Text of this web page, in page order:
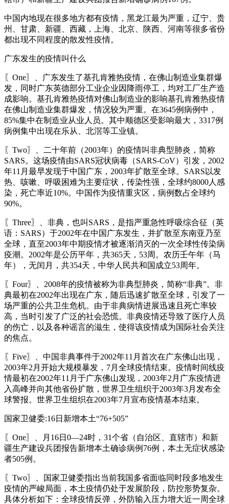
中国内地现在很多地方都有疫情，黑龙江最为严重，辽宁、贵
州、甘肃、新疆、西藏，上海、北京、陕西、河南等很多省份
都出现不同程度的散发性疫情。
广东发生的疫情叫什么
〖One〗、广东发生了基孔肯雅热疫情，在佛山制造业集群爆
发，同时广东英德部分工业企业因降雨停工，均对工厂生产造
成影响。基孔肯雅热疫情对佛山制造业的影响基孔肯雅热疫情
在佛山制造业集群爆发，情况较为严重。在3645例病例中，
85%集中在制造业从业人员。其中顺德区受影响最大，3317例
病例集中出现在乐从、北滘等工业镇。
〖Two〗、二十年前（2003年）的疫情叫非典型肺炎，简称
SARS。这场疫情由SARS冠状病毒（SARS-CoV）引发，2002
年11月最早发现于中国广东，2003年扩散至全球。SARS以发
热、咳嗽、呼吸困难为主要症状，传染性强，全球约8000人感
染，死亡率近10%。中国作为疫情重灾区，病例数占全球约
90%。
〖Three〗、非典，也叫SARS，是指严重急性呼吸综合征（英
语：SARS）于2002年在中国广东发生，并扩散至东南亚乃至
全球，直至2003年中期疫情才被逐渐消灭的一次全球性传染病
疫潮。2002年是公历平年，共365天，53周。农历壬午年（马
年），无闰月，共354天，中华人民共和国成立53周年。
〖Four〗、2008年的疫情被称为非典型肺炎，简称“非典”。非
典最初在2002年出现在广东，随后迅速扩散至全球，引发了一
场严重的公共卫生危机。由于非典病情进展迅速且死亡率较
高，当时引发了广泛的社会恐慌。非典疫情还导致了医疗人员
的伤亡，以及各种谣言的滋生，使得该疫情成为国际社会关注
的焦点。
〖Five〗、中国非典事件于2002年11月首次在广东佛山出现，
2003年2月开始大规模暴发，7月全球疫情结束。疫情时间线疫
情最初在2002年11月于广东佛山发现，2003年2月广东疫情进
入高峰并向其他省份扩散，世界卫生组织于2003年3月发布全
球警报。世界卫生组织在2003年7月宣布疫情基本结束。
国家卫健委:16日新增本土“76+505”
〖One〗、月16日0—24时，31个省（自治区、直辖市）和新
疆生产建设兵团报告新增本土确诊病例76例，本土无症状感染
者505例。
〖Two〗、国家卫健委指出当前我国多省面临同时段多地发生
疫情的严峻局面，本土疫情仍处于发展阶段，防控形势复杂。
具体分析如下：全球疫情反弹，外防输入压力增大近一周全球